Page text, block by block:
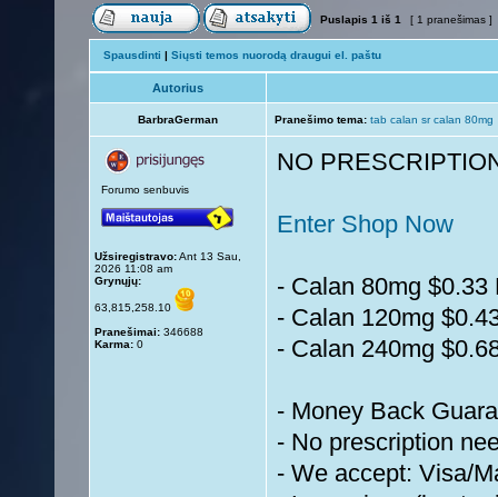
Puslapis 1 iš 1 [ 1 pranešimas ]
Spausdinti | Siųsti temos nuorodą draugui el. paštu
Autorius
BarbraGerman Pranešimo tema: tab calan sr calan 80mg
Forumo senbuvis
Užsiregistravo:Ant 13 Sau,
2026 11:08 am
Grynųjų:
63,815,258.10
Pranešimai: 346688
Karma: 0
NO
Enter Shop Now
- Calan 80mg $0.33
- Calan 120mg
- Calan 240mg
- Money Back
- No prescription
- We accept: Visa/